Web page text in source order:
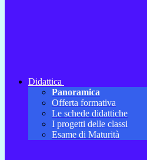
Didattica
Panoramica
Offerta formativa
Le schede didattiche
I progetti delle classi
Esame di Maturità